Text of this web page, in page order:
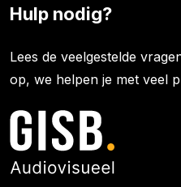
Hulp nodig?
Lees de veelgestelde
op, we helpen je met veel